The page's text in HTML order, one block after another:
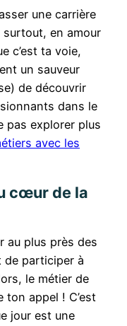
une carrière
en amour
c’est ta voie,
un sauveur
de découvrir
dans le
pas explorer plus
avec les
cœur de la
au plus près des
de participer à
le métier de
ton appel ! C’est
jour est une